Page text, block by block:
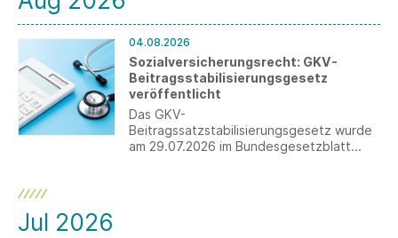
04.08.2026
Sozialversicherungsrecht: GKV-
Beitragsstabilisierungsgesetz
veröffentlicht
Das GKV-
Beitragssatzstabilisierungsgesetz wurde
am 29.07.2026 im Bundesgesetzblatt
Jul 2026